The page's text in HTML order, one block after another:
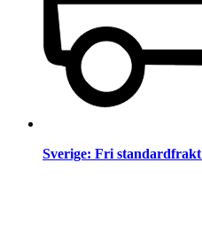
Sverige: Fri standardfrakt